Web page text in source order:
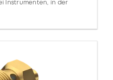
Instrumenten, in der